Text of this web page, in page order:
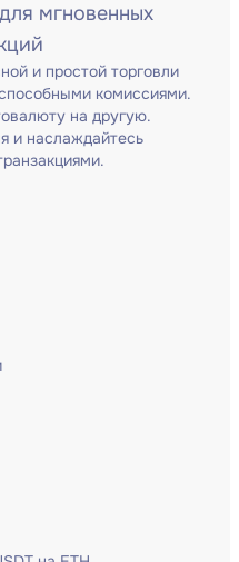
мгновенных
и простой торговли
комиссиями.
на другую.
и наслаждайтесь